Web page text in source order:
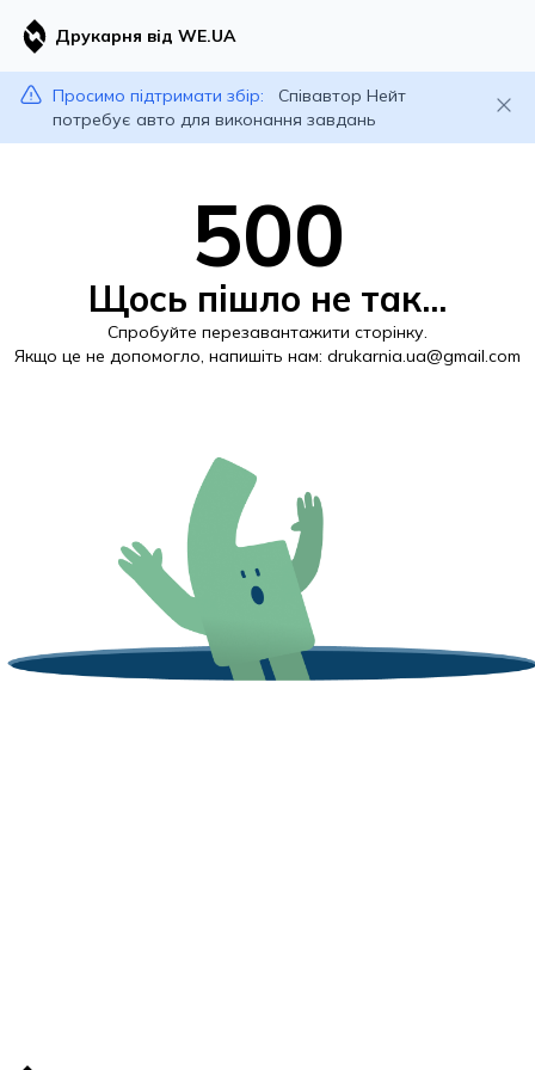
Друкарня від WE.UA
Просимо підтримати збір:
Співавтор Нейт
потребує авто для виконання завдань
500
Щось пішло не так...
Спробуйте перезавантажити сторінку.
Якщо це не допомогло, напишіть нам: drukarnia.ua@gmail.com